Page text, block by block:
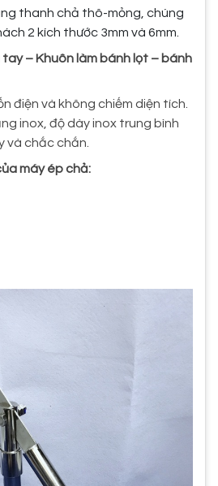
thanh chả thô-mỏng, chúng
2 kích thước 3mm và 6mm.
– Khuôn làm bánh lọt – bánh
điện và không chiếm diện tích.
inox, độ dày inox trung bình
và chắc chắn.
máy ép chả: